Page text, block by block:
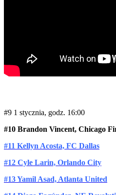
#9 1 stycznia, godz. 16:00
#10 Brandon Vincent, Chicago
#11 Kellyn Acosta, FC Dallas
#12 Cyle Larin, Orlando City
#13 Yamil Asad, Atlanta United